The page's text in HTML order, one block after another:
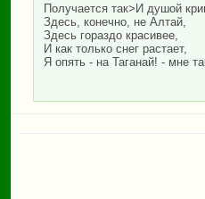
Получается так>И душой
Здесь, конечно, не Алтай,
Здесь гораздо красивее,
И как только снег растает,
Я опять - на Таганай! - мне